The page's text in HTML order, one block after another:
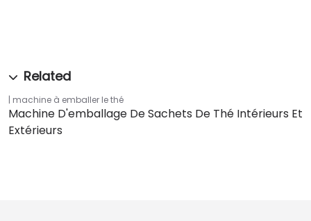
machine à emballer le thé
Machine D'emballage De Sachets De Thé Intérieurs Et
Extérieurs